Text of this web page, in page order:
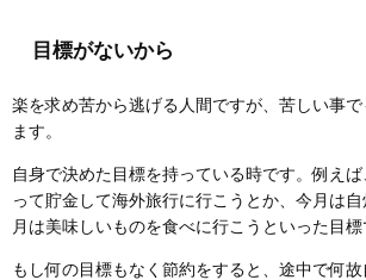
目標がないから
楽を求め苦から逃げる人間ですが、苦しい事で
ます。
自身で決めた目標を持っている時です。例え
って貯金して海外旅行に行こうとか、今月は
月は美味しいものを食べに行こうといった目標
もし何の目標もなく節約をすると、途中で何